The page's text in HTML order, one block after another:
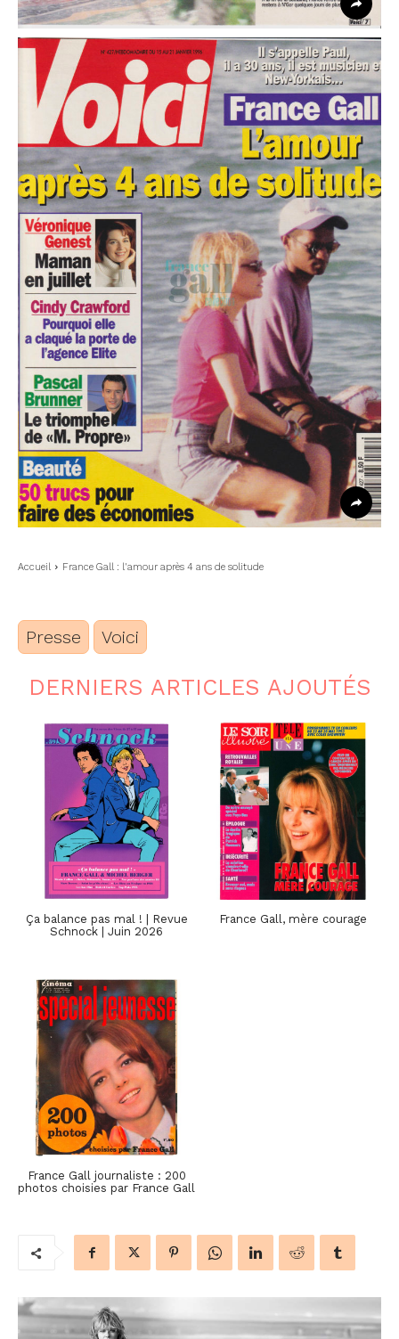
Accueil France Gall : l'amour après 4 ans de solitude
Presse Voici
DERNIERS ARTICLES AJOUTÉS
Ça balance pas mal ! | Revue
Schnock | Juin 2026
France Gall, mère courage
France Gall journaliste : 200
photos choisies par France Gall